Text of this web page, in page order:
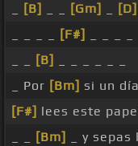
[B] [Gm] [D]
[F#]
[B]
_ Por [Bm] si un día
[F#] lees este
[Bm] _ y sepas